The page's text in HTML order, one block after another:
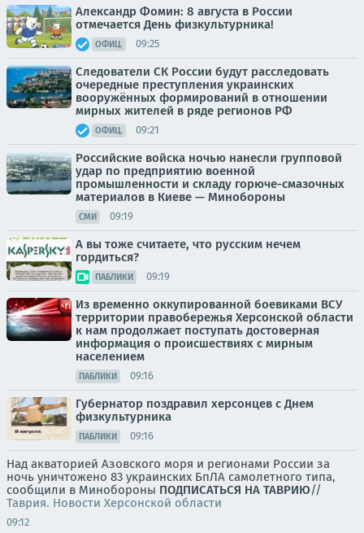
Александр Фомин: 8 августа в России
отмечается День физкультурника!
ОФИЦ. 09:25
Следователи СК России будут расследовать
очередные преступления украинских
вооружённых формирований в отношении
мирных жителей в ряде регионов РФ
ОФИЦ. 09:21
Российские войска ночью нанесли групповой
удар по предприятию военной
промышленности и складу горюче-смазочных
материалов в Киеве — Минобороны
СМИ 09:19
А вы тоже считаете, что русским нечем
гордиться?
ПАБЛИКИ 09:19
Из временно оккупированной боевиками ВСУ
территории правобережья Херсонской области
к нам продолжает поступать достоверная
информация о происшествиях с мирным
населением
ПАБЛИКИ 09:16
Губернатор поздравил херсонцев с Днем
физкультурника
ПАБЛИКИ 09:16
Над акваторией Азовского моря и регионами России за
ночь уничтожено 83 украинских БпЛА самолетного типа,
сообщили в Минобороны ПОДПИСАТЬСЯ НА ТАВРИЮ//
Таврия. Новости Херсонской области
09:12